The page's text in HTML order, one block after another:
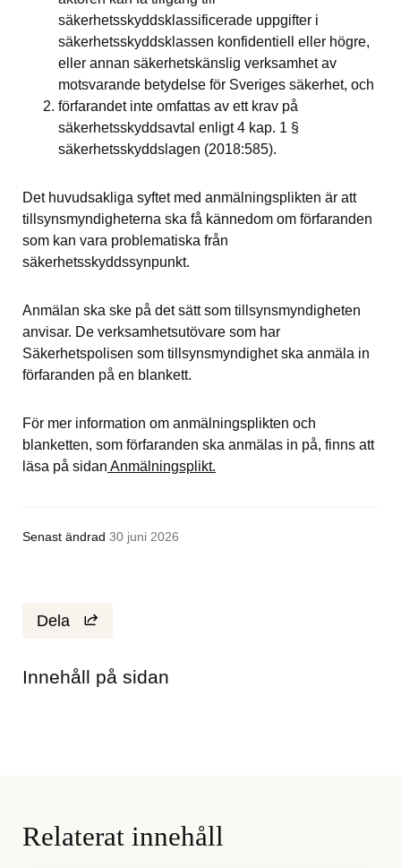
säkerhetsskyddsklassificerade uppgifter i
säkerhetsskyddsklassen konfidentiell eller högre,
eller annan säkerhetskänslig verksamhet av
motsvarande betydelse för Sveriges säkerhet, och
förfarandet inte omfattas av ett krav på
säkerhetsskyddsavtal enligt 4 kap. 1 §
säkerhetsskyddslagen (2018:585).
Det huvudsakliga syftet med anmälningsplikten är att
tillsynsmyndigheterna ska få kännedom om förfaranden
som kan vara problematiska från
säkerhetsskyddssynpunkt.
Anmälan ska ske på det sätt som tillsynsmyndigheten
anvisar. De verksamhetsutövare som har
Säkerhetspolisen som tillsynsmyndighet ska anmäla in
förfaranden på en blankett.
För mer information om anmälningsplikten och
blanketten, som förfaranden ska anmälas in på, finns att
läsa på sidan Anmälningsplikt.
Senast ändrad 30 juni 2026
Dela
Innehåll på sidan
Relaterat innehåll